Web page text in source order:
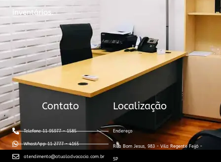
inventários.
Contato
Telefone 11 95977 - 1585
WhastApp 11 2777 - 4165
atendimento@atualadvocacia.com.br
Localização
Endereço
Rua Bom Jesus, 983 - Vila Regente Feijó -
SP